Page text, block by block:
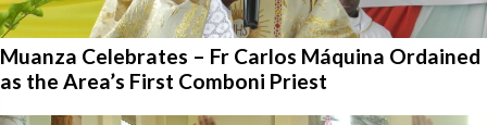
Muanza Celebrates – Fr Carlos Máquina Ordained
as the Area’s First Comboni Priest